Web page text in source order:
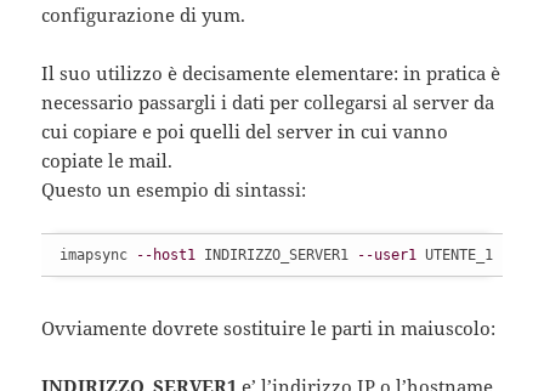
configurazione di yum.
Il suo utilizzo è decisamente elementare: in pratica è
necessario passargli i dati per collegarsi al server da
cui copiare e poi quelli del server in cui vanno
copiate le mail.
Questo un esempio di sintassi:
imapsync --host1 INDIRIZZO_SERVER1 --user1 UTENTE_1
Ovviamente dovrete sostituire le parti in maiuscolo: